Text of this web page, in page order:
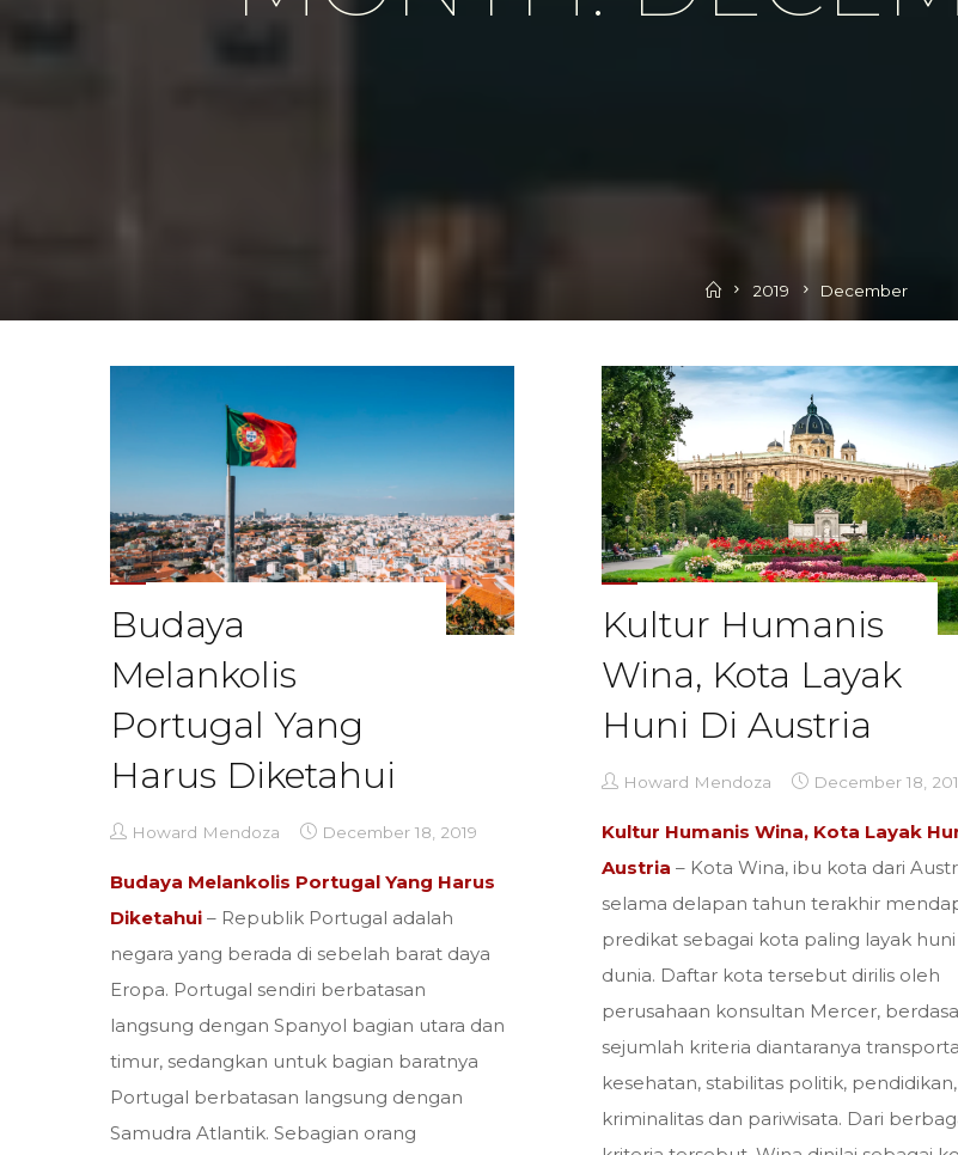
Home
2019 December
Budaya
Melankolis
Portugal Yang
Harus Diketahui
Howard Mendoza December 18, 2019
Budaya Melankolis Portugal Yang Harus
Diketahui– Republik Portugal adalah
negara yang berada di sebelah barat daya
Eropa. Portugal sendiri berbatasan
langsung dengan Spanyol bagian utara dan
timur, sedangkan untuk bagian baratnya
Portugal berbatasan langsung dengan
Samudra Atlantik. Sebagian orang
Kultur Humanis
Wina, Kota Layak
Huni Di Austria
Howard Mendoza December 18,
Kultur Humanis Wina, Kota Layak
Austria – Kota Wina, ibu kota dari
selama delapan tahun terakhir
predikat sebagai kota paling layak huni
dunia. Daftar kota tersebut dirilis oleh
perusahaan konsultan Mercer,
sejumlah kriteria diantaranya
kesehatan, stabilitas politik, pendidikan,
kriminalitas dan pariwisata. Dari